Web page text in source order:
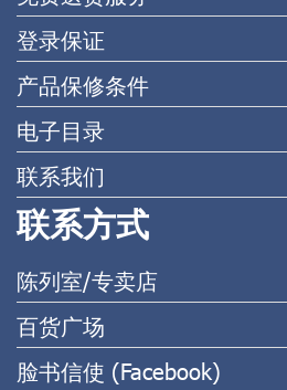
登录保证
产品保修条件
电子目录
联系我们
联系方式
陈列室/专卖店
百货广场
脸书信使 (Facebook)